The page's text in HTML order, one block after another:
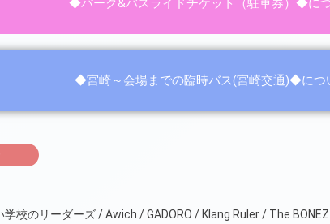
◆パーク&バスライドチケット（駐車券）◆に
◆宮崎～会場までの臨時バス(宮崎交通)◆につ
学校のリーダーズ / Awich / GADORO / Klang Ruler / The